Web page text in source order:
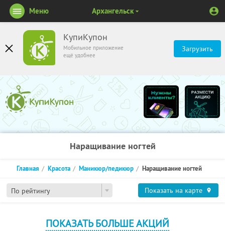
КупиКупон
Мобильное приложение
ещё удобнее
Загрузить
Меню Архангельск
Наращивание ногтей
По рейтингу
Главная Красота Маникюр/педикюр Наращивание ногтей
Показать на карте
ПОКАЗАТЬ БОЛЬШЕ АКЦИЙ